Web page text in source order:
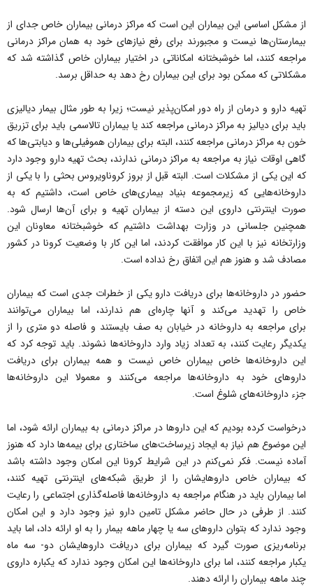
از مشکل اساسی این بیماران این است که مراکز درمانی بیماران خاص جدای از
بیمارستان‌ها نیست و مجبورند برای رفع نیازهای خود به همان مراکز درمانی
مراجعه کنند، اما خوشبختانه امکاناتی در اختیار بیماران خاص گذاشته شد که
مشکلاتی که ممکن بود برای این بیماران رخ دهد به حداقل برسد.
تهیه دارو و درمان از راه دور امکان‌پذیر نیست؛ زیرا به طور مثال بیمار دیالیزی
باید برای دیالیز به مراکز درمانی مراجعه کند یا بیماران تالاسمی باید برای تزریق
خون به مراکز درمانی مراجعه کنند، البته برای بیماران هموفیلی‌ها و دیابتی‌ها که
گاهی اوقات نیاز به مراجعه به مراکز درمانی ندارند، بحث تهیه دارو وجود دارد
که این یکی از مشکلات است. البته قبل از بروز کروناویروس بحثی را با یکی از
داروخانه‌هایی که زیرمجموعه بنیاد بیماری‌های خاص است، داشتیم که به
صورت اینترنتی داروی این دسته از بیماران تهیه و برای آن‌ها ارسال شود.
همچنین جلسانی در وزارت بهداشت داشتیم که خوشبختانه معاونان این
وزارتخانه نیز با این کار موافقت کردند، اما این کار با وضعیت کرونا در کشور
مصادف شد و هنوز هم این اتفاق رخ نداده است.
حضور در داروخانه‌ها برای دریافت دارو یکی از خطرات جدی است که بیماران
خاص را تهدید می‌کند و آنها چاره‌ای هم ندارند، اما بیماران می‌توانند
برای مراجعه به داروخانه در خیابان به صف بایستند و فاصله دو متری را از
یکدیگر رعایت کنند، به تعداد زیاد وارد داروخانه‌ها نشوند. باید توجه کرد که
این داروخانه‌ها خاص بیماران خاص نیست و همه بیماران برای دریافت
داروهای خود به داروخانه‌ها مراجعه می‌کنند و معمولا این داروخانه‌ها
جزء داروخانه‌های شلوغ است.
درخواست کرده بودیم که این داروها در مراکز درمانی به بیماران ارائه شود، اما
این موضوع هم نیاز به ایجاد زیرساخت‌های ساختاری برای بیمه‌ها دارد که هنوز
آماده نیست. فکر نمی‌کنم در این شرایط کرونا این امکان وجود داشته باشد
که بیماران خاص داروهایشان را از طریق شبکه‌های اینترنتی تهیه کنند،
اما بیماران باید در هنگام مراجعه به داروخانه‌ها فاصله‌گذاری اجتماعی را رعایت
کنند. از طرفی در حال حاضر مشکل تامین دارو نیز وجود دارد و این امکان
وجود ندارد که بتوان داروهای سه یا چهار ماهه بیمار را به او ارائه داد، اما باید
برنامه‌ریزی صورت گیرد که بیماران برای دریافت داروهایشان دو- سه ماه
یکبار مراجعه کنند، اما برای داروخانه‌ها این امکان وجود ندارد که یکباره داروی
چند ماهه بیماران را ارائه دهند.